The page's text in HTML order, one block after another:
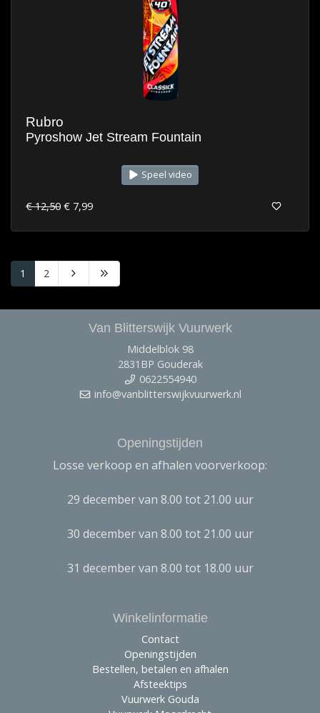
Rubro
Pyroshow Jet Stream Fountain
Speel video
€ 12,50 € 7,99
1 2
Van Blitterswijk Vuurwerk
Middelblok 98
2831BP Gouderak
0622554940
info@vanblitterswijkvuurwerk.nl
Openingstijden
Losse verkoop en afhalen voorverkoop:
29 december van 8.00 tot 21.00 uur
30 december van 8.00 tot 21.00 uur
31 december van 8.00 tot 18.00 uur
Winkelinformatie
Contact
Openingstijden
Bestellen, betalen en afhalen
Afsteektips
Vuurwerk Gouda